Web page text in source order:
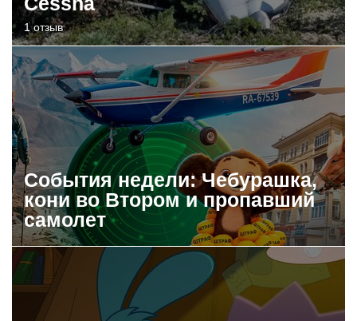
1 отзыв
События недели: Чебурашка,
кони во Втором и пропавший
самолет